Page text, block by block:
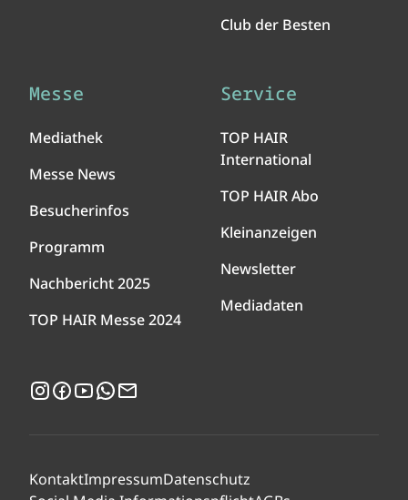
Club der Besten
Messe
Mediathek
Messe News
Besucherinfos
Programm
Nachbericht 2025
TOP HAIR Messe 2024
Service
TOP HAIR
International
TOP HAIR Abo
Kleinanzeigen
Newsletter
Mediadaten
Instagram
Facebook
YouTubeWhatsApp
KontaktImpressumDatenschutz